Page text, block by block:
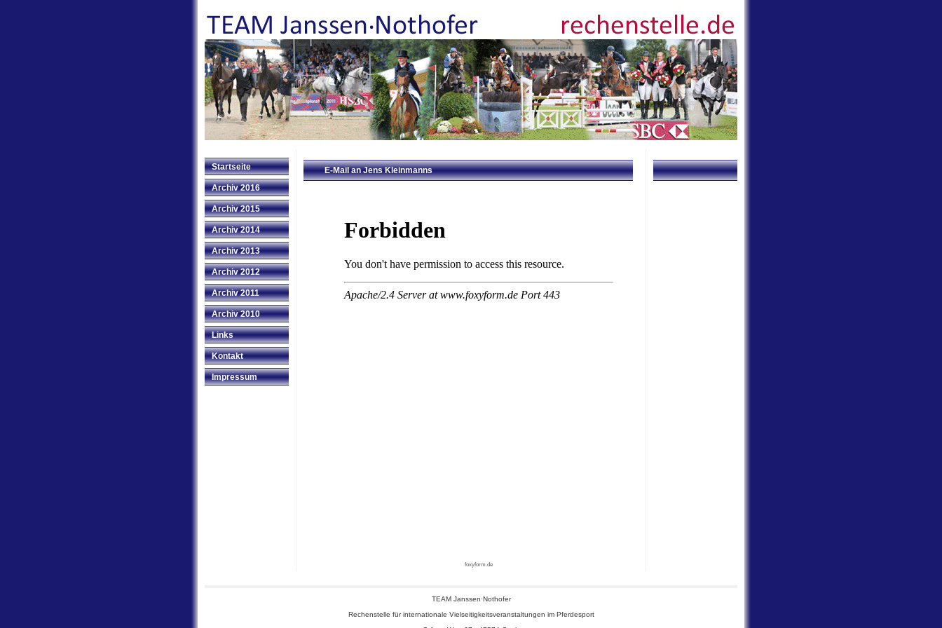
Startseite
Archiv 2016
Archiv 2015
Archiv 2014
Archiv 2013
Archiv 2012
Archiv 2011
Archiv 2010
Links
Kontakt
Impressum
E-Mail an Jens Kleinmanns
foxyform.de
TEAM Janssen·Nothofer
Rechenstelle für internationale Vielseitigkeitsveranstaltungen im Pferdesport